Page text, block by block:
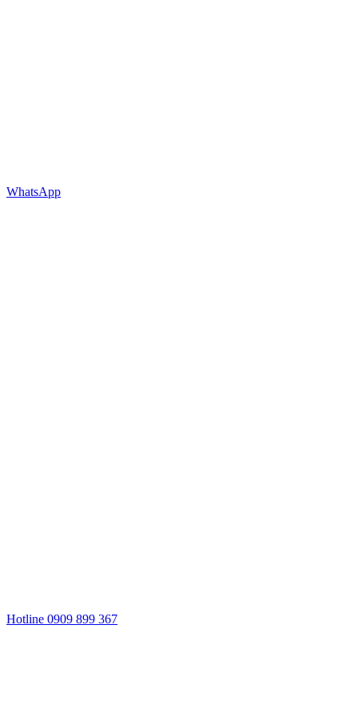
WhatsApp
Hotline 0909 899 367